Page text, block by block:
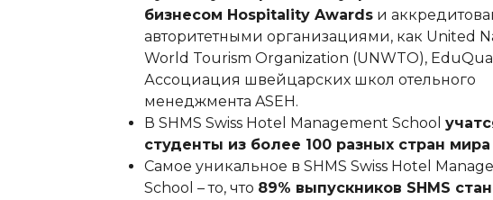
бизнесом Hospitality Awards и
авторитетными организациями, как United
World Tourism Organization (UNWTO),
Ассоциация швейцарских школ отельного
менеджмента ASEH.
В SHMS Swiss Hotel Management School
студенты из более 100 разных стран мира
Самое уникальное в SHMS Swiss Hotel
School – то, что 89% выпускников SHMS